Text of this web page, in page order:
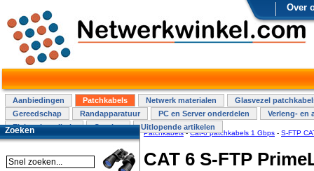
Over
Aanbiedingen Patchkabels Netwerk materialen
Glasvezel
Gereedschap
Randapparatuur PC en Server onderdelen
Verleng- en
Elektra installatie
Overige Uitlopende artikelen
Patchkabels-Cat-6 patchkabels 1 Gbps - S-FTP
CAT 6 S-FTP
Zoeken